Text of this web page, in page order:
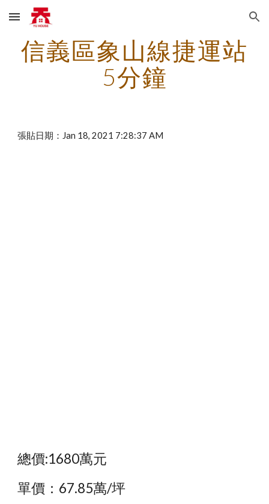
Skip to main content Skip to navigation
信義區象山線捷運站
5分鐘
張貼日期：Jan 18, 2021 7:28:37 AM
總價:1680萬元
單價：67.85萬/坪